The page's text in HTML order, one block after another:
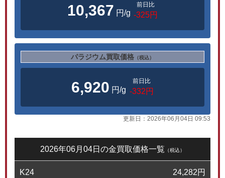
10,367 円/g
前日比
-325円
パラジウム買取価格 （税込）
6,920 円/g
前日比
-332円
更新日： 2026年06月04日 09:53
2026年06月04日の金買取価格一覧 （税込）
K24 24,282円